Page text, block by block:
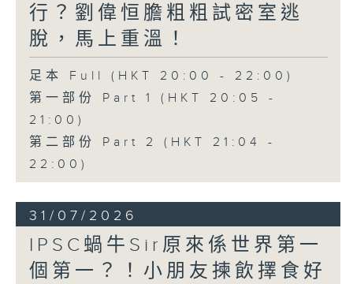
行？劉偉恒膽粗粗試密室逃
脫，馬上重溫！
足本 Full (HKT 20:00 - 22:00)
第一部份 Part 1 (HKT 20:05 -
21:00)
第二部份 Part 2 (HKT 21:04 -
22:00)
31/07/2026
IPSC蝸牛Sir原來係世界第一
個第一？！小朋友揀飲擇食好